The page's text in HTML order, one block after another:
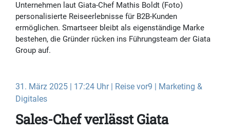
Unternehmen laut Giata-Chef Mathis Boldt (Foto)
personalisierte Reiseerlebnisse für B2B-Kunden
ermöglichen. Smartseer bleibt als eigenständige Marke
bestehen, die Gründer rücken ins Führungsteam der Giata
Group auf.
31. März 2025 | 17:24 Uhr | Reise vor9 | Marketing &
Digitales
Sales-Chef verlässt Giata